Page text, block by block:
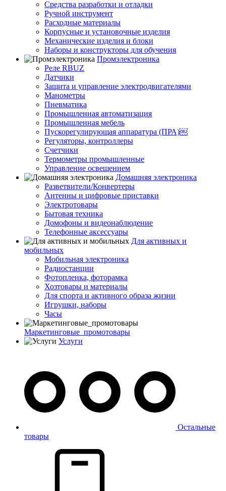
Средства разработки и отладки
Ручной инструмент
Расходные материалы
Корпусные и установочные изделия
Механические изделия и блоки
Наборы и конструкторы для обучения
Промэлектроника
Реле RBUZ
Датчики
Защита и управление электродвигателями
Манометры
Пневматика
Промышленная автоматизация
Промышленная мебель
Пускорегулирующая аппаратура (ПРА)￼
Регуляторы, контроллеры
Счетчики
Термометры промышленные
Управление освещением
Домашняя электроника
Разветвители/Конвертеры
Антенны и цифровые приставки
Электротовары
Бытовая техника
Домофоны и видеонаблюдение
Телефонные аксессуары
Для активных и
мобильных
Мобильная электроника
Радиостанции
Фотопленка, фоторамка
Хозтовары и материалы
Для спорта и активного образа жизни
Игрушки, наборы
Часы
Маркетинговые_промотовары
Услуги
Остальные
товары